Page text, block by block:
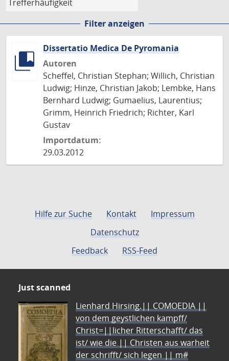
Filter anzeigen
Dissertatio Medica De Pyromania
Autoren
Scheffel, Christian Stephan; Willich, Christian
Ludwig; Hinze, Christian Jakob; Lembke, Hans
Bernhard Ludwig; Gumaelius, Laurentius;
Grimm, Heinrich Friedrich; Richter, Karl
Gustav
Importdatum:
29.03.2012
Hilfe zur Suche Kontakt
Impressum
Datenschutz
Feedback
RSS-Feed
Just scanned
Lienhard Hirsing.|| COMOEDIA ||
von dem geystlichen kampff/
Christ=||licher Ritterschafft/ das
ist/ wie die || Christen aus warheit
der schrifft/ sich legen || m#